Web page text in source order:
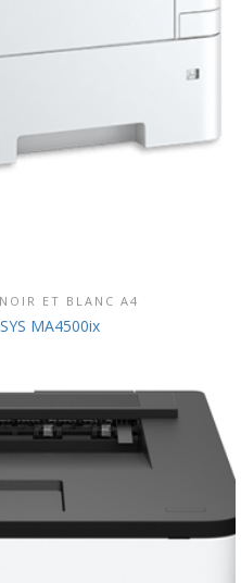
PRODUIT
ET BLANC A4
MA4500ix